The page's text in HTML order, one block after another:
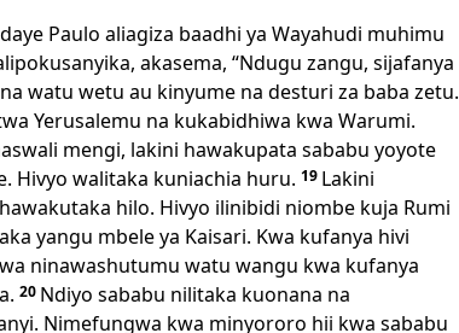
Paulo aliagiza baadhi ya Wayahudi muhimu
akasema, “Ndugu zangu, sijafanya
watu wetu au kinyume na desturi za baba zetu.
Yerusalemu na kukabidhiwa kwa Warumi.
mengi, lakini hawakupata sababu yoyote
Hivyo walitaka kuniachia huru. 19 Lakini
hilo. Hivyo ilinibidi niombe kuja Rumi
yangu mbele ya Kaisari. Kwa kufanya hivi
ninawashutumu watu wangu kwa kufanya
20 Ndiyo sababu nilitaka kuonana na
Nimefungwa kwa minyororo hii kwa sababu